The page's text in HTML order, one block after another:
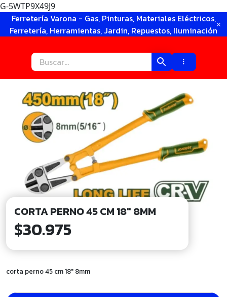
G-5WTP9X49J9
Ferretería Varona - Gas, Pinturas, Materiales Eléctricos,
Ferretería, Herramientas, Jardin, Repuestos, Iluminación
CORTA PERNO 45 CM 18″ 8MM
$30.975
corta perno 45 cm 18″ 8mm